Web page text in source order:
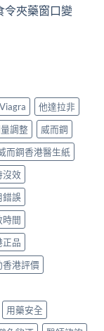
令夾藥窗口變
Viagra
他達拉非
調整
威而鋼
而鋼香港醫生紙
沒效
錯誤
時間
正品
香港評價
用藥安全